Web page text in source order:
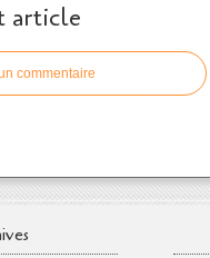
article
commentaire